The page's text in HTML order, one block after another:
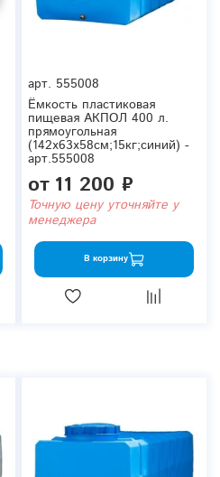
арт. 555008
Ёмкость пластиковая
пищевая АКПОЛ 400 л.
прямоугольная
(142x63x58см;15кг;синий) -
арт.555008
от 11 200 ₽
Точную цену уточняйте у
менеджера
В корзину